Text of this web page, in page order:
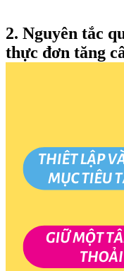
2. Nguyên tắc
thực đơn tăng